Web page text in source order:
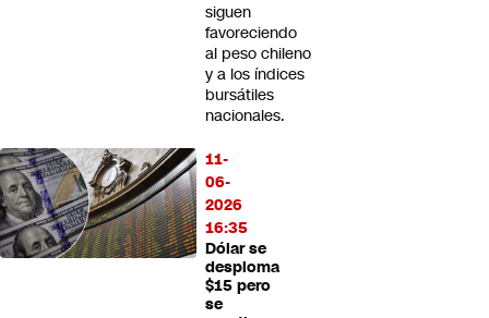
siguen
favoreciendo
al peso chileno
y a los índices
bursátiles
nacionales.
11-
06-
2026
16:35
Dólar se
desploma
$15 pero
se